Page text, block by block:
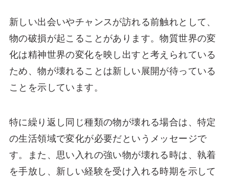
新しい出会いやチャンスが訪れる前触れとして、
物の破損が起こることがあります。物質世界の変
化は精神世界の変化を映し出すと考えられている
ため、物が壊れることは新しい展開が待っている
ことを示しています。
特に繰り返し同じ種類の物が壊れる場合は、特定
の生活領域で変化が必要だというメッセージで
す。また、思い入れの強い物が壊れる時は、執着
を手放し、新しい経験を受け入れる時期を示して